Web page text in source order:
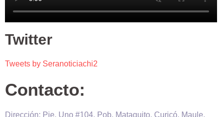
Twitter
Tweets by Seranoticiachi2
Contacto:
Dirección: Pje. Uno #104, Pob. Mataquito, Curicó, Maule,